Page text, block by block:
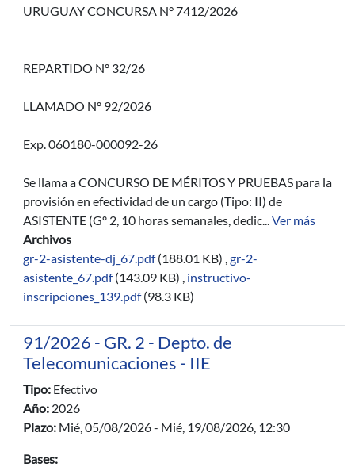
URUGUAY CONCURSA N° 7412/2026
REPARTIDO Nº 32/26
LLAMADO Nº 92/2026
Exp. 060180-000092-26
Se llama a CONCURSO DE MÉRITOS Y PRUEBAS para la
provisión en efectividad de un cargo (Tipo: II) de
ASISTENTE (Gº 2, 10 horas semanales, dedic...Ver más
Archivos
gr-2-asistente-dj_67.pdf (188.01 KB) ,gr-2-
asistente_67.pdf (143.09 KB) , instructivo-
inscripciones_139.pdf (98.3 KB)
91/2026 - GR. 2 - Depto. de
Telecomunicaciones - IIE
Tipo: Efectivo
Año: 2026
Plazo: Mié, 05/08/2026- Mié, 19/08/2026, 12:30
Bases: